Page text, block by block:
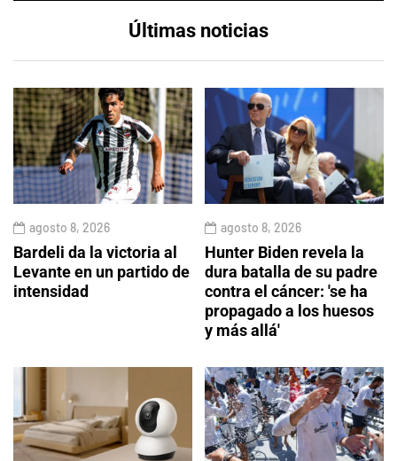
Últimas noticias
agosto 8, 2026
Bardeli da la victoria al
Levante en un partido de
intensidad
agosto 8, 2026
Hunter Biden revela la
dura batalla de su padre
contra el cáncer: 'se ha
propagado a los huesos
y más allá'